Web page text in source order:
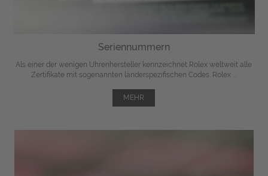
Seriennummern
Als einer der wenigen Uhrenhersteller kennzeichnet Rolex weltweit alle
Zertifikate mit sogenannten länderspezifischen Codes. Rolex ...
MEHR